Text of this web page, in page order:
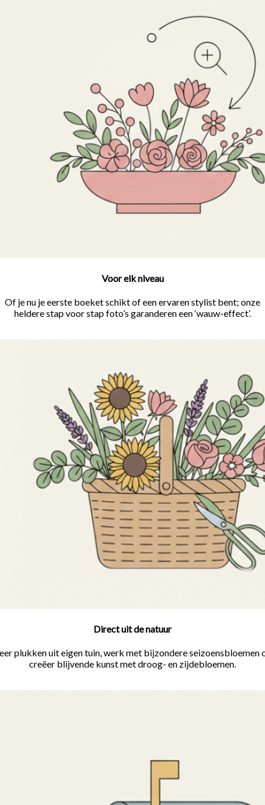
Voor elk niveau
Of je nu je eerste boeket schikt of een ervaren stylist bent; onze
heldere stap voor stap foto’s garanderen een ‘wauw-effect’.
Direct uit de natuur
plukken uit eigen tuin, werk met bijzondere seizoensbloemen
creëer blijvende kunst met droog- en zijdebloemen.